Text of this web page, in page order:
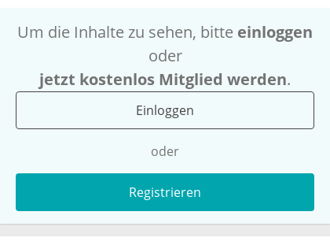
Um die Inhalte zu sehen, bitte einloggen
oder
jetzt kostenlos Mitglied werden.
Einloggen
oder
Registrieren